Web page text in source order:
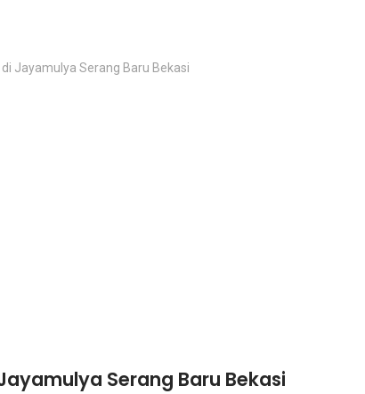
Jayamulya Serang Baru Bekasi
Serang Baru Bekasi